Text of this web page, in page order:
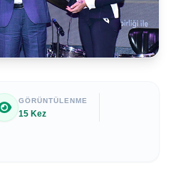
GÖRÜNTÜLENME
15 Kez